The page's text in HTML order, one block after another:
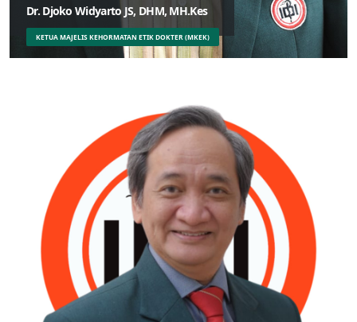
Dr. Djoko Widyarto JS, DHM, MH.Kes
KETUA MAJELIS KEHORMATAN ETIK DOKTER (MKEK)